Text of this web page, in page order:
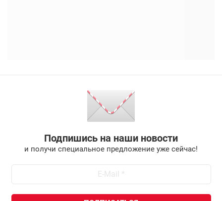
Подпишись на наши новости
и получи специальное предложение уже сейчас!